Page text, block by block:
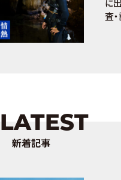
に
査
LATEST
新着記事